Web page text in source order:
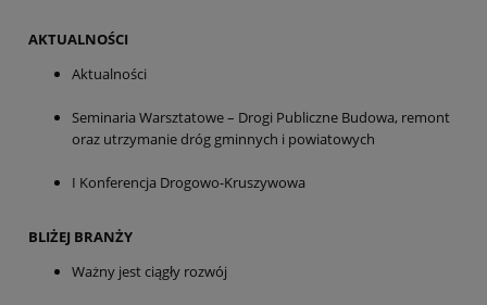
AKTUALNOŚCI
Aktualności
Seminaria Warsztatowe – Drogi Publiczne Budowa, remont
oraz utrzymanie dróg gminnych i powiatowych
I Konferencja Drogowo-Kruszywowa
BLIŻEJ BRANŻY
Ważny jest ciągły rozwój